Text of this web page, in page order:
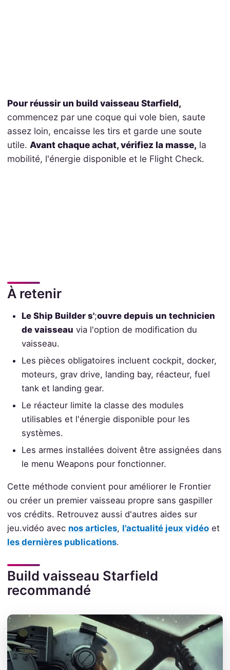
Pour réussir un build vaisseau Starfield,
commencez par une coque qui vole bien, saute
assez loin, encaisse les tirs et garde une soute
utile. Avant chaque achat, vérifiez la masse, la
mobilité, l'énergie disponible et le Flight Check.
À retenir
Le Ship Builder s';ouvre depuis un technicien
de vaisseau via l'option de modification du
vaisseau.
Les pièces obligatoires incluent cockpit, docker,
moteurs, grav drive, landing bay, réacteur, fuel
tank et landing gear.
Le réacteur limite la classe des modules
utilisables et l'énergie disponible pour les
systèmes.
Les armes installées doivent être assignées dans
le menu Weapons pour fonctionner.
Cette méthode convient pour améliorer le Frontier
ou créer un premier vaisseau propre sans gaspiller
vos crédits. Retrouvez aussi d'autres aides sur
jeu.vidéo avec nos articles, l'actualité jeux vidéoet
les dernières publications.
Build vaisseau Starfield
recommandé